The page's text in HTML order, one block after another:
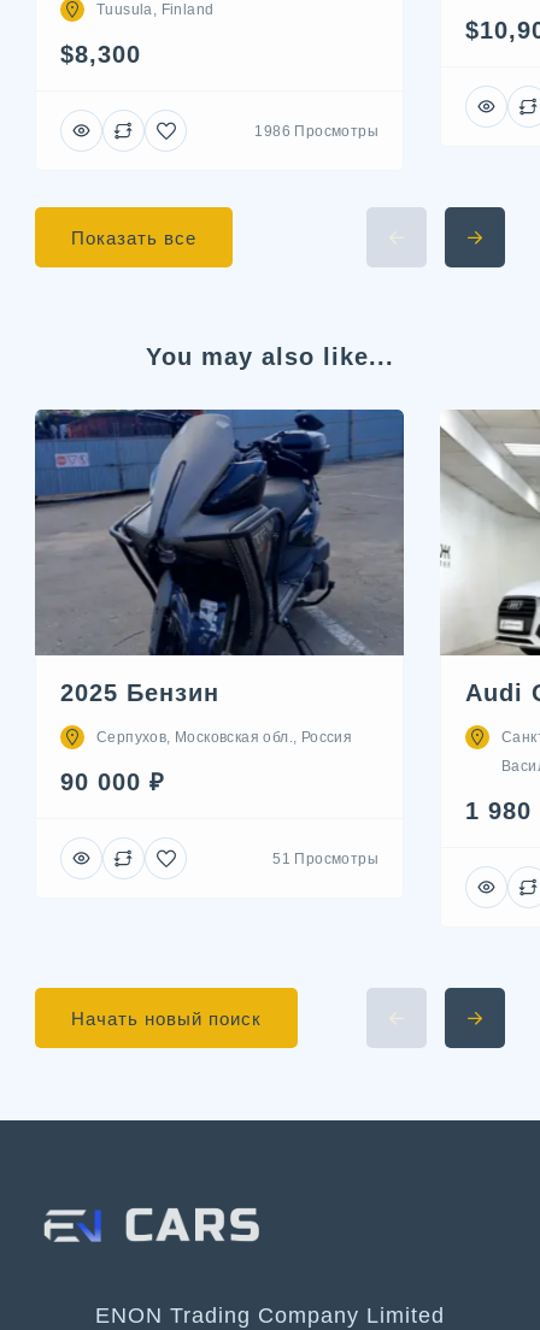
Tuusula, Finland
$8,300
1986 Просмотры
Показать все
You may also like...
2025 Бензин
Серпухов, Московская обл., Россия
90 000 ₽
51 Просмотры
Audi
1 980
Начать новый поиск
ENON Trading Company Limited